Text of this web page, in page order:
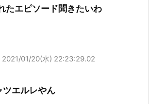
たエピソード聞きたいわ
2021/01/20(水) 22:23:29.02
ツエルレやん